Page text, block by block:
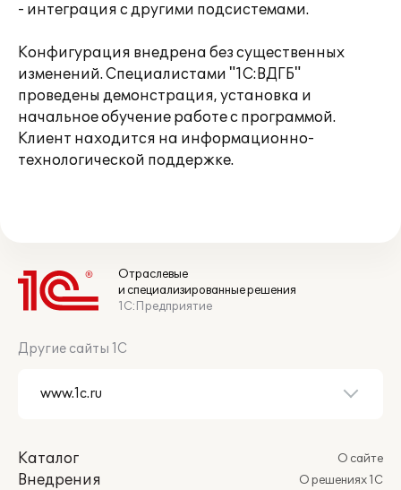
- интеграция с другими подсистемами.
Конфигурация внедрена без существенных
изменений. Специалистами "1С:ВДГБ"
проведены демонстрация, установка и
начальное обучение работе с программой.
Клиент находится на информационно-
технологической поддержке.
Отраслевые
и специализированные решения
1С:Предприятие
Другие сайты 1С
Каталог
Внедрения
О сайте
О решениях 1С